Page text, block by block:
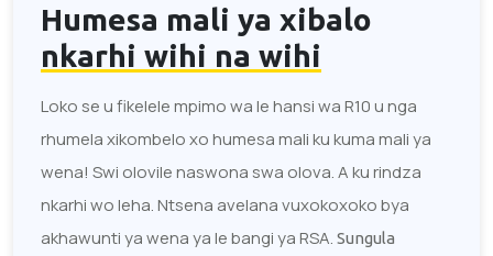
Humesa mali ya xibalo
nkarhi wihi na wihi
Loko se u fikelele mpimo wa le hansi wa R10 u nga
rhumela xikombelo xo humesa mali ku kuma mali ya
wena! Swi olovile naswona swa olova. A ku rindza
nkarhi wo leha. Ntsena avelana vuxokoxoko bya
akhawunti ya wena ya le bangi ya RSA. Sungula